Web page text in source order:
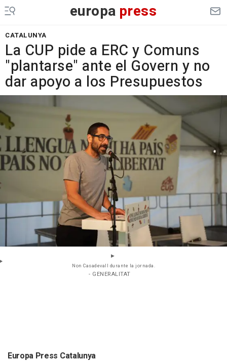
europa press
CATALUNYA
La CUP pide a ERC y Comuns
"plantarse" ante el Govern y no
dar apoyo a los Presupuestos
Non Casadevall durante la jornada.
- GENERALITAT
Europa Press Catalunya